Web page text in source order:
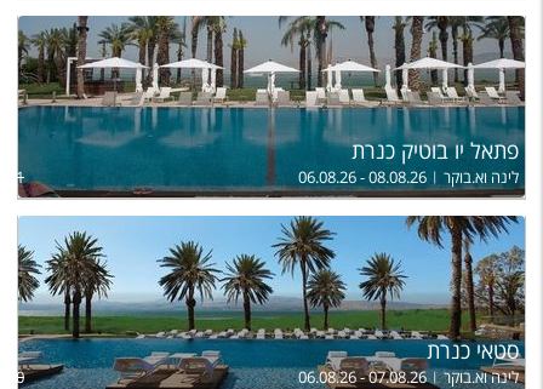
פתאל יו בוטיק כנרת
לינה וא.בוקר 06.08.26 - 08.08.26
סטאי כנרת
לינה וא.בוקר 06.08.26 - 07.08.26